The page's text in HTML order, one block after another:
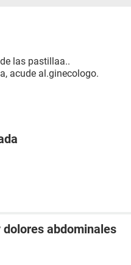
las pastillaa..
acude al.ginecologo.
abdominales